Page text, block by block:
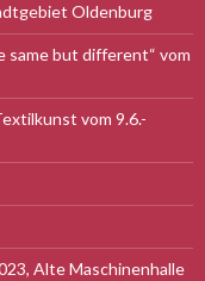
Oldenburg
same but different“ vom
vom 9.6.-
Alte Maschinenhalle